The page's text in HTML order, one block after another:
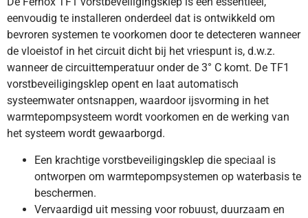
eenvoudig te installeren onderdeel dat is ontwikkeld om
bevroren systemen te voorkomen door te detecteren wanneer
de vloeistof in het circuit dicht bij het vriespunt is, d.w.z.
wanneer de circuittemperatuur onder de 3° C komt. De TF1
vorstbeveiligingsklep opent en laat automatisch
systeemwater ontsnappen, waardoor ijsvorming in het
warmtepompsysteem wordt voorkomen en de werking van
het systeem wordt gewaarborgd.
Een krachtige vorstbeveiligingsklep die speciaal is
ontworpen om warmtepompsystemen op waterbasis te
beschermen.
Vervaardigd uit messing voor robuust, duurzaam en